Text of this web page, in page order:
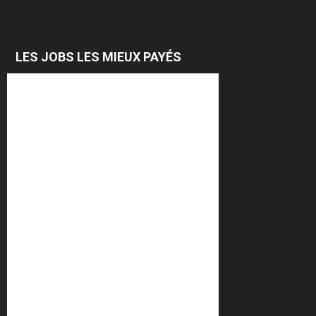
LES JOBS LES MIEUX PAYÉS